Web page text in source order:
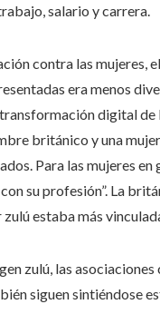
salario y carrera.
contra las
era menos
digital de
británico y una
Para las mujeres
su profesión”. La
estaba más
zulú, las
siguen sintiéndose